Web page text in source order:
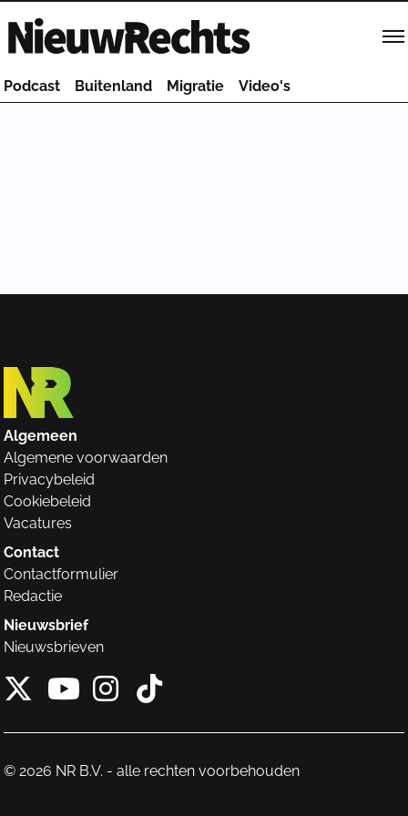
Homepage van NieuwRechts
Podcast Buitenland Migratie Video's
Algemeen
Algemene voorwaarden
Privacybeleid
Cookiebeleid
Vacatures
Contact
Contactformulier
Redactie
Nieuwsbrief
Nieuwsbrieven
X van NieuwRechts
Instagram van
Tiktok van
© 2026 NR B.V. - alle rechten voorbehouden